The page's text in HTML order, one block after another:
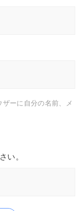
ーに自分の名前、メ
い。